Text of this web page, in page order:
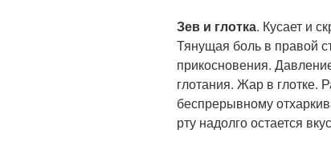
Зев и глотка. Кусает и
Тянущая боль в правой
прикосновения.
глотания. Жар в глотке.
беспрерывному
рту надолго остается